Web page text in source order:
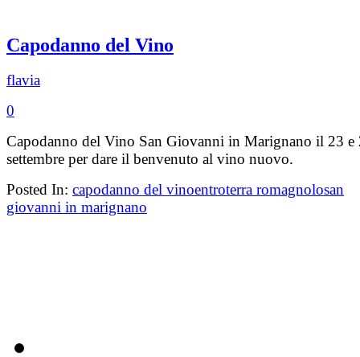
Capodanno del Vino
flavia
0
Capodanno del Vino San Giovanni in Marignano il 23 e
settembre per dare il benvenuto al vino nuovo.
Posted In: capodanno del vinoentroterra romagnolosan
giovanni in marignano